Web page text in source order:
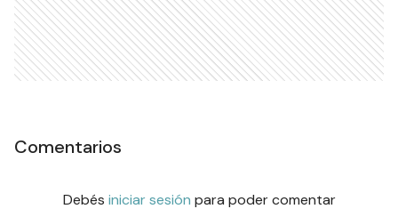
Comentarios
Debés iniciar sesión para poder comentar